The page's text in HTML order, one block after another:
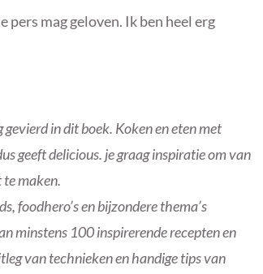
pers mag geloven. Ik ben heel erg
in dit boek. Koken en eten met
geeft delicious. je graag inspiratie om van
maken.
foodhero’s en bijzondere thema’s
minstens 100 inspirerende recepten en
van technieken en handige tips van